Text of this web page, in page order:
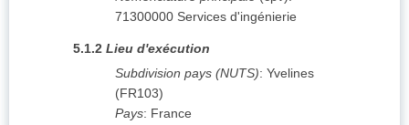
71300000 Services d'ingénierie
5.1.2 Lieu d'exécution
Subdivision pays (NUTS): Yvelines
(FR103)
Pays: France